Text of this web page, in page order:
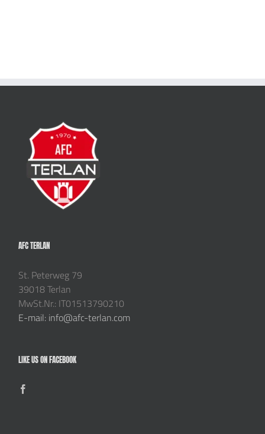
AFC TERLAN
St. Peterweg 79
39018 Terlan
MwSt.Nr.: IT01513790210
E-mail: info@afc-terlan.com
LIKE US ON FACEBOOK